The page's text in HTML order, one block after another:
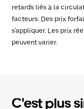
retards liés à la
facteurs. Des prix
s'appliquer. Les prix
peuvent varier.
C'est plus